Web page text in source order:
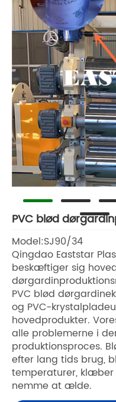
PVC blød
Model:SJ90/34
Qingdao Eaststar
beskæftiger sig
PVC blød
og PVC-
hovedprodukter.
alle problemerne i
produktionsproces.
efter lang tids brug,
temperaturer,
nemme at ælde.